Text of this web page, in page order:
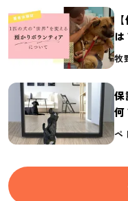
介
牧
保
何
ペ